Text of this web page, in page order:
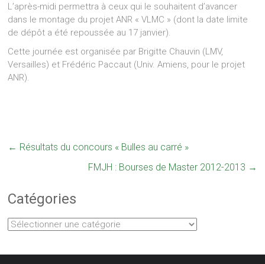
L’après-midi permettra à ceux qui le souhaitent d’avancer
dans le montage du projet ANR « VLMC » (dont la date limite
de dépôt a été repoussée au 17 janvier).
Cette journée est organisée par Brigitte Chauvin (LMV,
Versailles) et Frédéric Paccaut (Univ. Amiens, pour le projet
ANR).
← Résultats du concours « Bulles au carré »
FMJH : Bourses de Master 2012-2013 →
Catégories
Catégories